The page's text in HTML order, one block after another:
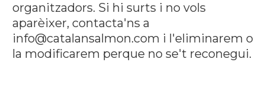
organitzadors. Si hi surts i no vols
aparèixer, contacta'ns a
info@catalansalmon.com i l'eliminarem o
la modificarem perque no se't reconegui.